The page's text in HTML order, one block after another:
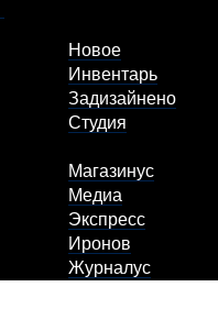
Новое
Инвентарь
Задизайнено
Студия
Магазинус
Медиа
Экспресс
Иронов
Журналус